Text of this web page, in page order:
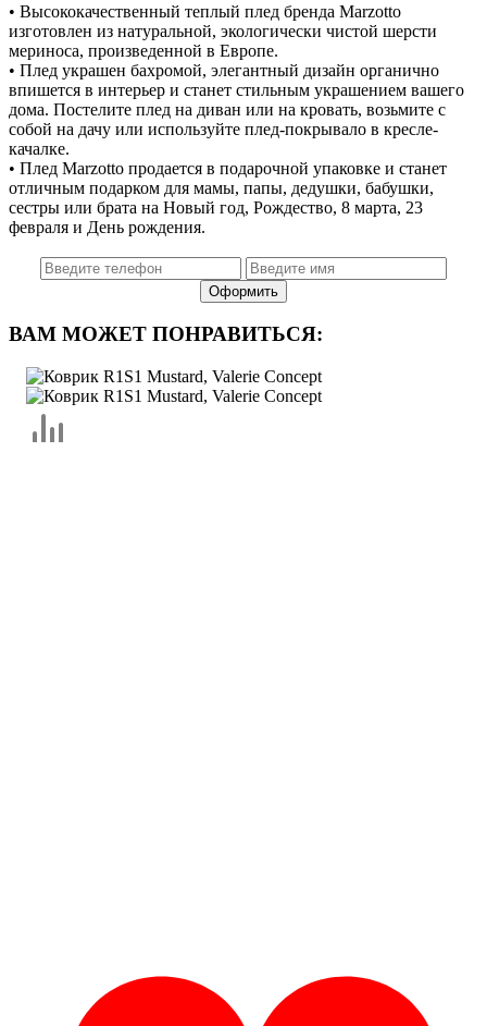
• Высококачественный теплый плед бренда Marzotto
изготовлен из натуральной, экологически чистой шерсти
мериноса, произведенной в Европе.
• Плед украшен бахромой, элегантный дизайн органично
впишется в интерьер и станет стильным украшением вашего
дома. Постелите плед на диван или на кровать, возьмите с
собой на дачу или используйте плед-покрывало в кресле-
качалке.
• Плед Marzotto продается в подарочной упаковке и станет
отличным подарком для мамы, папы, дедушки, бабушки,
сестры или брата на Новый год, Рождество, 8 марта, 23
февраля и День рождения.
ВАМ МОЖЕТ ПОНРАВИТЬСЯ: